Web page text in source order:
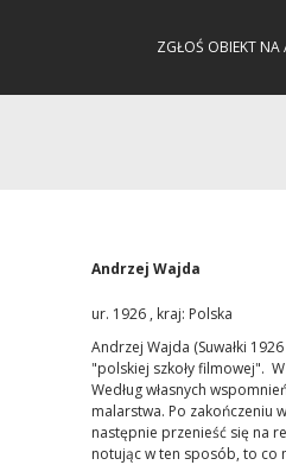
ZGŁOŚ OBIEKT NA
Andrzej Wajda
ur. 1926 , kraj: Polska
Andrzej Wajda (Suwałki
"polskiej szkoły filmowej".
Według własnych
malarstwa. Po zakończeniu
następnie przenieść się na
notując w ten sposób, to co